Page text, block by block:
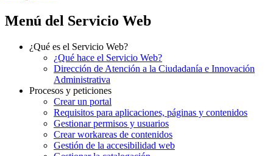
Menú del Servicio Web
¿Qué es el Servicio Web?
¿Qué hace el Servicio Web?
Dirección de Atención a la Ciudadanía e Innovación
Administrativa
Procesos y peticiones
Crear un portal
Requisitos para aplicaciones, páginas y contenidos
Gestionar permisos y usuarios
Crear workareas de contenidos
Gestión de la accesibilidad web